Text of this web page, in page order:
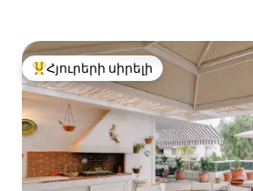
Հյուրերի սիրելի լավագույն տները
Հյուրերի սիրելի